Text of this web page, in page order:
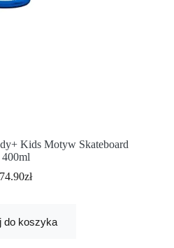
Kids Motyw Skateboard
400ml
74.90zł
do koszyka